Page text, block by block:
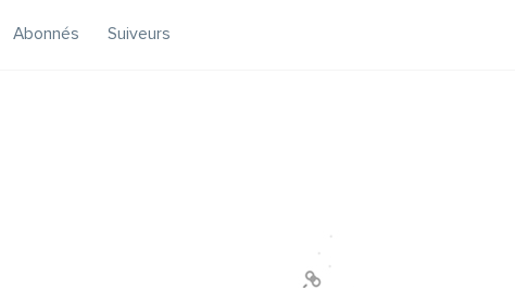
Abonnés Suiveurs